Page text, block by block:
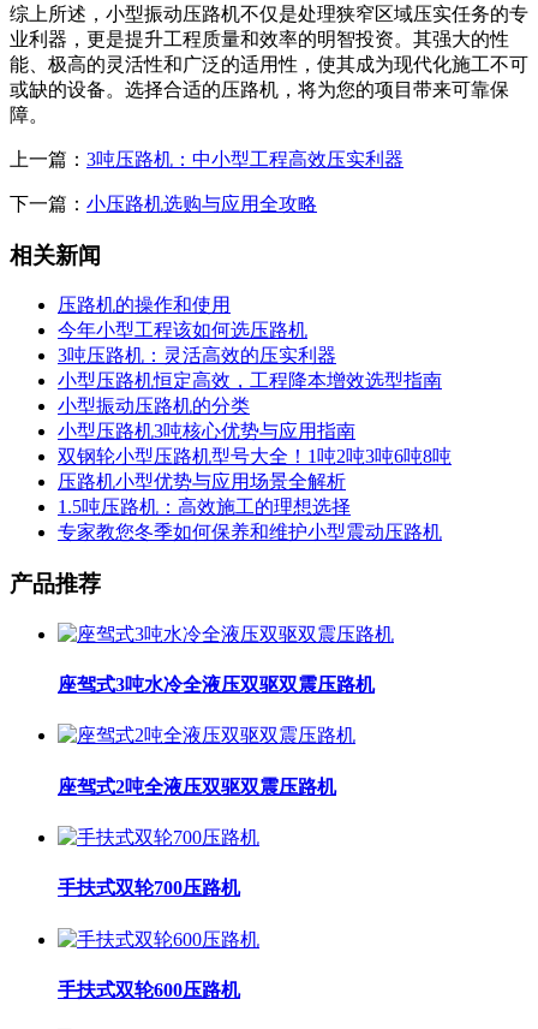
综上所述，小型振动压路机不仅是处理狭窄区域压实任务的专
业利器，更是提升工程质量和效率的明智投资。其强大的性
能、极高的灵活性和广泛的适用性，使其成为现代化施工不可
或缺的设备。选择合适的压路机，将为您的项目带来可靠保
障。
上一篇： 3吨压路机：中小型工程高效压实利器
下一篇： 小压路机选购与应用全攻略
相关新闻
压路机的操作和使用
今年小型工程该如何选压路机
3吨压路机：灵活高效的压实利器
小型压路机恒定高效，工程降本增效选型指南
小型振动压路机的分类
小型压路机3吨核心优势与应用指南
双钢轮小型压路机型号大全！1吨2吨3吨6吨8吨
压路机小型优势与应用场景全解析
1.5吨压路机：高效施工的理想选择
专家教您冬季如何保养和维护小型震动压路机
产品推荐
座驾式3吨水冷全液压双驱双震压路机
座驾式2吨全液压双驱双震压路机
手扶式双轮700压路机
手扶式双轮600压路机